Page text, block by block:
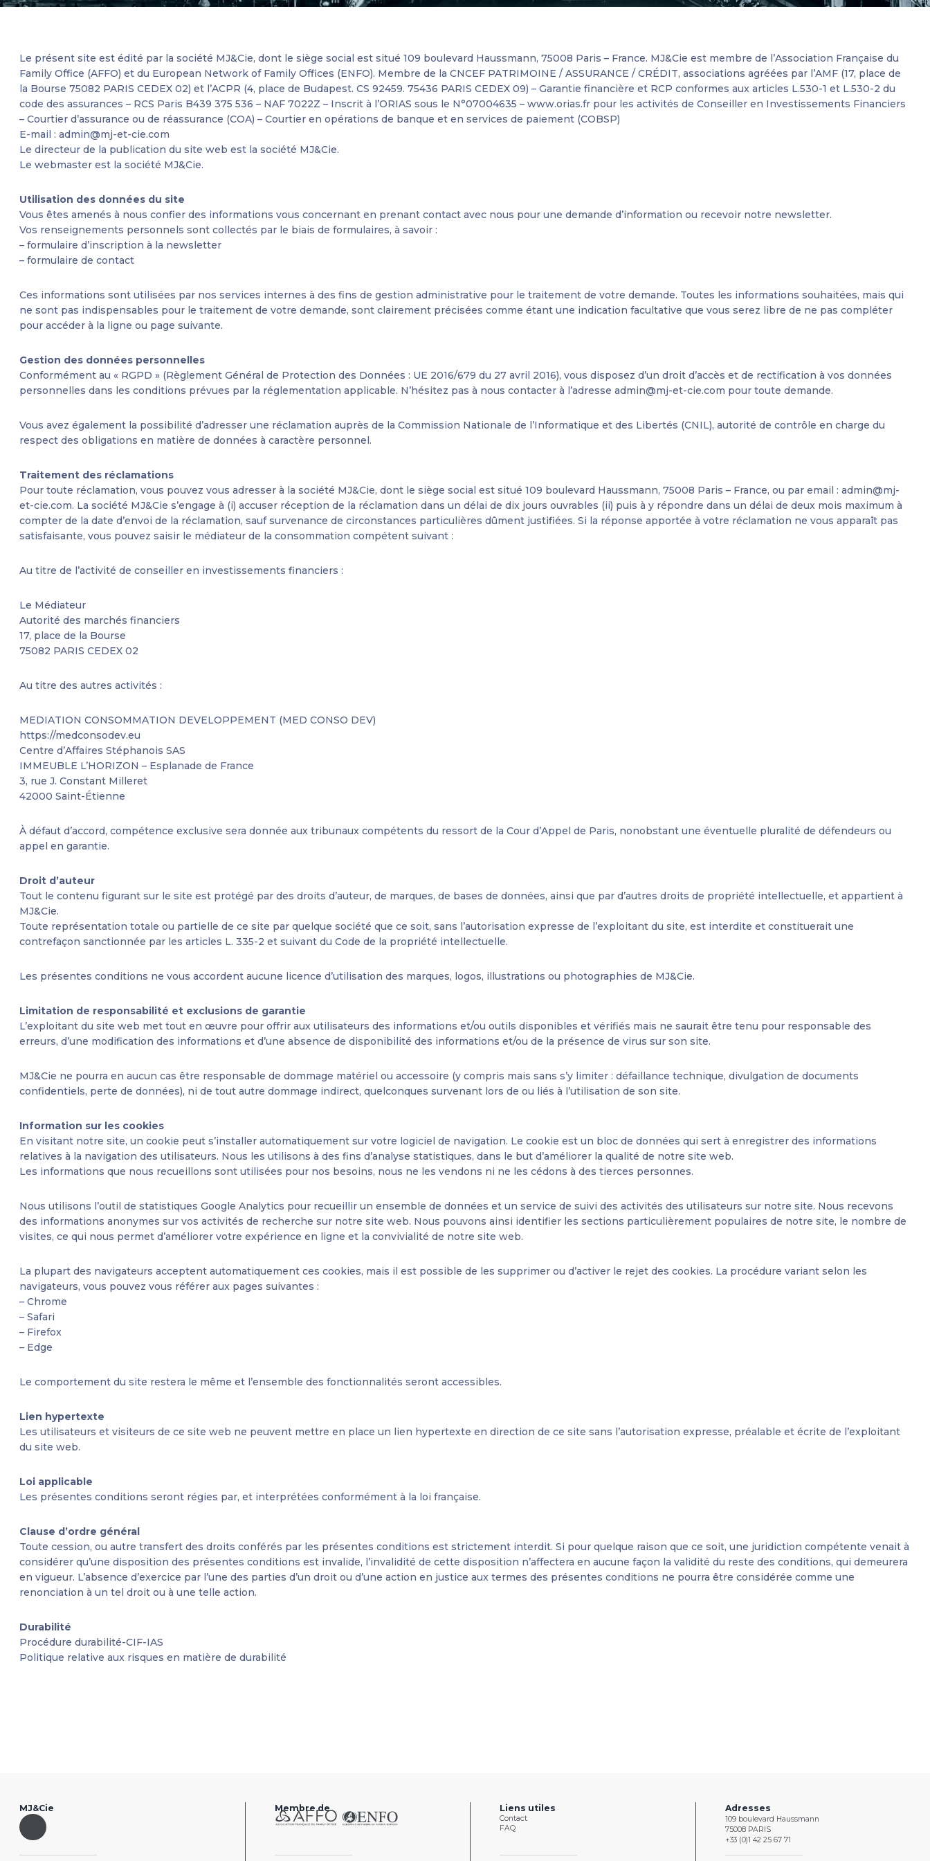
Le présent site est édité par la société MJ&Cie, dont le siège social est situé 109 boulevard Haussmann, 75008 Paris – France. MJ&Cie est membre de l’Association Française du
Family Office (AFFO) et du European Network of Family Offices (ENFO). Membre de la CNCEF PATRIMOINE / ASSURANCE / CRÉDIT, associations agréées par l’AMF (17, place de
la Bourse 75082 PARIS CEDEX 02) et l’ACPR (4, place de Budapest. CS 92459. 75436 PARIS CEDEX 09) – Garantie financière et RCP conformes aux articles L.530-1 et L.530-2 du
code des assurances – RCS Paris B439 375 536 – NAF 7022Z – Inscrit à l’ORIAS sous le N°07004635 – www.orias.fr pour les activités de Conseiller en Investissements Financiers
– Courtier d’assurance ou de réassurance (COA) – Courtier en opérations de banque et en services de paiement (COBSP)
E-mail : admin@mj-et-cie.com
Le directeur de la publication du site web est la société MJ&Cie.
Le webmaster est la société MJ&Cie.
Utilisation des données du site
Vous êtes amenés à nous confier des informations vous concernant en prenant contact avec nous pour une demande d’information ou recevoir notre newsletter.
Vos renseignements personnels sont collectés par le biais de formulaires, à savoir :
– formulaire d’inscription à la newsletter
– formulaire de contact
Ces informations sont utilisées par nos services internes à des fins de gestion administrative pour le traitement de votre demande. Toutes les informations souhaitées, mais qui
ne sont pas indispensables pour le traitement de votre demande, sont clairement précisées comme étant une indication facultative que vous serez libre de ne pas compléter
pour accéder à la ligne ou page suivante.
Gestion des données personnelles
Conformément au « RGPD » (Règlement Général de Protection des Données : UE 2016/679 du 27 avril 2016), vous disposez d’un droit d’accès et de rectification à vos données
personnelles dans les conditions prévues par la réglementation applicable. N’hésitez pas à nous contacter à l’adresse admin@mj-et-cie.com pour toute demande.
Vous avez également la possibilité d’adresser une réclamation auprès de la Commission Nationale de l’Informatique et des Libertés (CNIL), autorité de contrôle en charge du
respect des obligations en matière de données à caractère personnel.
Traitement des réclamations
Pour toute réclamation, vous pouvez vous adresser à la société MJ&Cie, dont le siège social est situé 109 boulevard Haussmann, 75008 Paris – France, ou par email : admin@mj-
et-cie.com. La société MJ&Cie s’engage à (i) accuser réception de la réclamation dans un délai de dix jours ouvrables (ii) puis à y répondre dans un délai de deux mois maximum à
compter de la date d’envoi de la réclamation, sauf survenance de circonstances particulières dûment justifiées. Si la réponse apportée à votre réclamation ne vous apparaît pas
satisfaisante, vous pouvez saisir le médiateur de la consommation compétent suivant :
Au titre de l’activité de conseiller en investissements financiers :
Le Médiateur
Autorité des marchés financiers
17, place de la Bourse
75082 PARIS CEDEX 02
Au titre des autres activités :
MEDIATION CONSOMMATION DEVELOPPEMENT (MED CONSO DEV)
https://medconsodev.eu
Centre d’Affaires Stéphanois SAS
IMMEUBLE L’HORIZON – Esplanade de France
3, rue J. Constant Milleret
42000 Saint-Étienne
À défaut d’accord, compétence exclusive sera donnée aux tribunaux compétents du ressort de la Cour d’Appel de Paris, nonobstant une éventuelle pluralité de défendeurs ou
appel en garantie.
Droit d’auteur
Tout le contenu figurant sur le site est protégé par des droits d’auteur, de marques, de bases de données, ainsi que par d’autres droits de propriété intellectuelle, et appartient à
MJ&Cie.
Toute représentation totale ou partielle de ce site par quelque société que ce soit, sans l’autorisation expresse de l’exploitant du site, est interdite et constituerait une
contrefaçon sanctionnée par les articles L. 335-2 et suivant du Code de la propriété intellectuelle.
Les présentes conditions ne vous accordent aucune licence d’utilisation des marques, logos, illustrations ou photographies de MJ&Cie.
Limitation de responsabilité et exclusions de garantie
L’exploitant du site web met tout en œuvre pour offrir aux utilisateurs des informations et/ou outils disponibles et vérifiés mais ne saurait être tenu pour responsable des
erreurs, d’une modification des informations et d’une absence de disponibilité des informations et/ou de la présence de virus sur son site.
MJ&Cie ne pourra en aucun cas être responsable de dommage matériel ou accessoire (y compris mais sans s’y limiter : défaillance technique, divulgation de documents
confidentiels, perte de données), ni de tout autre dommage indirect, quelconques survenant lors de ou liés à l’utilisation de son site.
Information sur les cookies
En visitant notre site, un cookie peut s’installer automatiquement sur votre logiciel de navigation. Le cookie est un bloc de données qui sert à enregistrer des informations
relatives à la navigation des utilisateurs. Nous les utilisons à des fins d’analyse statistiques, dans le but d’améliorer la qualité de notre site web.
Les informations que nous recueillons sont utilisées pour nos besoins, nous ne les vendons ni ne les cédons à des tierces personnes.
Nous utilisons l’outil de statistiques Google Analytics pour recueillir un ensemble de données et un service de suivi des activités des utilisateurs sur notre site. Nous recevons
des informations anonymes sur vos activités de recherche sur notre site web. Nous pouvons ainsi identifier les sections particulièrement populaires de notre site, le nombre de
visites, ce qui nous permet d’améliorer votre expérience en ligne et la convivialité de notre site web.
La plupart des navigateurs acceptent automatiquement ces cookies, mais il est possible de les supprimer ou d’activer le rejet des cookies. La procédure variant selon les
navigateurs, vous pouvez vous référer aux pages suivantes :
– Chrome
– Safari
– Firefox
– Edge
Le comportement du site restera le même et l’ensemble des fonctionnalités seront accessibles.
Lien hypertexte
Les utilisateurs et visiteurs de ce site web ne peuvent mettre en place un lien hypertexte en direction de ce site sans l’autorisation expresse, préalable et écrite de l’exploitant
du site web.
Loi applicable
Les présentes conditions seront régies par, et interprétées conformément à la loi française.
Clause d’ordre général
Toute cession, ou autre transfert des droits conférés par les présentes conditions est strictement interdit. Si pour quelque raison que ce soit, une juridiction compétente venait à
considérer qu’une disposition des présentes conditions est invalide, l’invalidité de cette disposition n’affectera en aucune façon la validité du reste des conditions, qui demeurera
en vigueur. L’absence d’exercice par l’une des parties d’un droit ou d’une action en justice aux termes des présentes conditions ne pourra être considérée comme une
renonciation à un tel droit ou à une telle action.
Durabilité
Procédure durabilité-CIF-IAS
Politique relative aux risques en matière de durabilité
MJ&Cie Membre de Liens utiles
Contact
FAQ
Adresses
109 boulevard Haussmann
75008 PARIS
+33 (0)1 42 25 67 71